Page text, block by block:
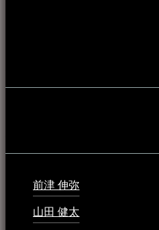
前津 伸弥
山田 健太